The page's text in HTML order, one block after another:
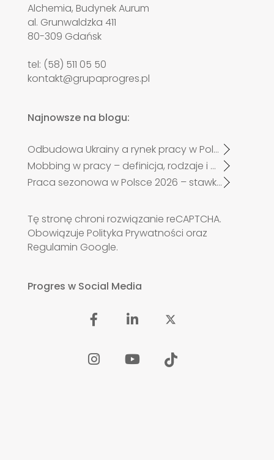
Alchemia, Budynek Aurum
al. Grunwaldzka 411
80-309 Gdańsk
tel: (58) 511 05 50
kontakt@grupaprogres.pl
Najnowsze na blogu:
Odbudowa Ukrainy a rynek pracy w Polsce. Czy zabraknie specjalistów?
Mobbing w pracy – definicja, rodzaje i przykłady
Praca sezonowa w Polsce 2026 – stawki, trendy i nowe zasady zatrudnienia
Tę stronę chroni rozwiązanie reCAPTCHA.
Obowiązuje Polityka Prywatności oraz
Regulamin Google.
Progres w Social Media